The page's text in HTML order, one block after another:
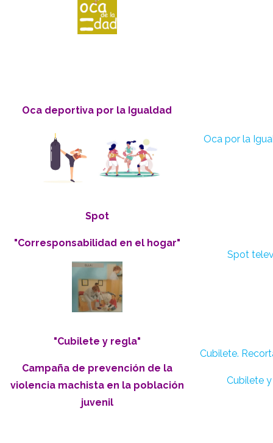
Oca deportiva por la Igualdad
Oca por la
Spot
"Corresponsabilidad en el hogar"
Spot
"Cubilete y regla"
Campaña de prevención de la
violencia machista en la población
juvenil
Cubilete.
Cubilete